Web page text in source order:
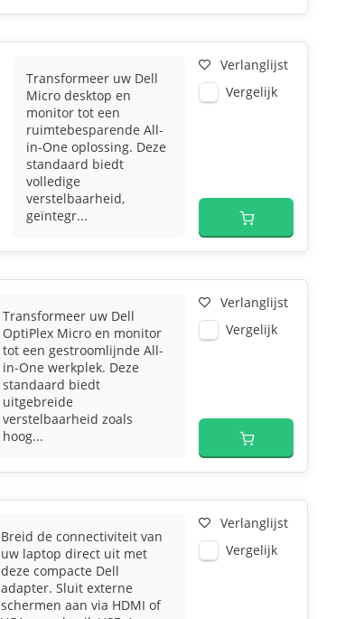
Transformeer uw Dell
Micro desktop en
monitor tot een
ruimtebesparende All-
in-One oplossing. Deze
standaard biedt
volledige
verstelbaarheid,
geïntegr...
Verlanglijst
Vergelijk
Transformeer uw Dell
OptiPlex Micro en monitor
tot een gestroomlijnde All-
in-One werkplek. Deze
standaard biedt
uitgebreide
verstelbaarheid zoals
hoog...
Verlanglijst
Vergelijk
Breid de connectiviteit van
uw laptop direct uit met
deze compacte Dell
adapter. Sluit externe
schermen aan via HDMI of
Verlanglijst
Vergelijk